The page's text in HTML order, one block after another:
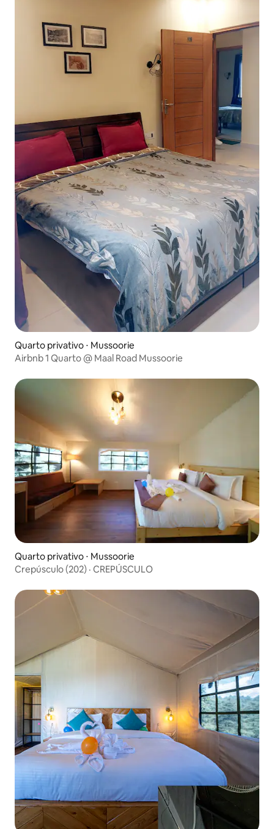
Quarto privativo ⋅ Mussoorie
Airbnb 1 Quarto @ Maal Road Mussoorie
Quarto privativo ⋅ Mussoorie
Crepúsculo (202) · CREPÚSCULO